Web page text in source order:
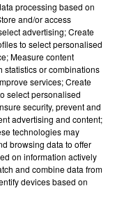
processing based on
and/or access
advertising; Create
to select personalised
Measure content
statistics or combinations
services; Create
select personalised
security, prevent and
advertising and content;
technologies may
browsing data to offer
on information actively
and combine data from
devices based on